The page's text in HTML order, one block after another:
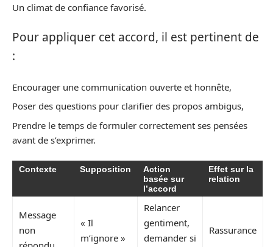
Un climat de confiance favorisé.
Pour appliquer cet accord, il est pertinent de
:
Encourager une communication ouverte et honnête,
Poser des questions pour clarifier des propos ambigus,
Prendre le temps de formuler correctement ses pensées
avant de s’exprimer.
Contexte Supposition
Action
basée sur
l’accord
Effet sur la
relation
Message
non
« Il
m’ignore »
Relancer
gentiment,
demander si
Rassurance